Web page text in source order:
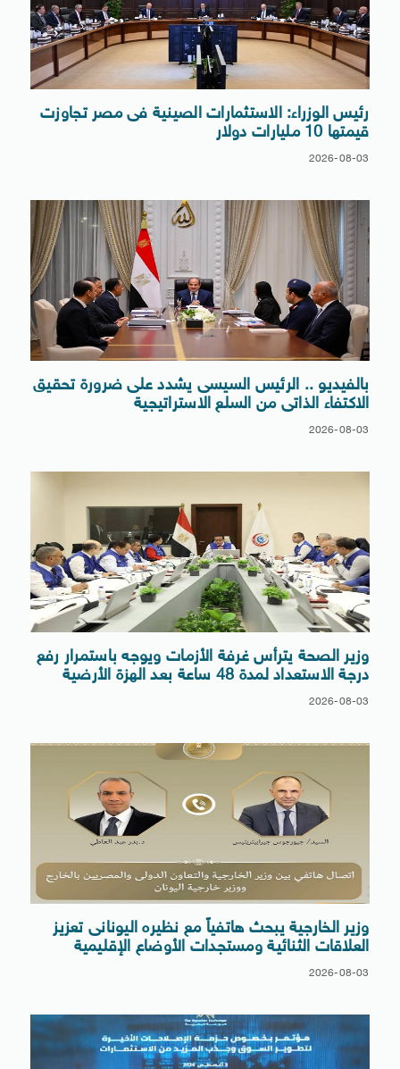
رئيس الوزراء: الاستثمارات الصينية فى مصر تجاوزت
قيمتها 10 مليارات دولار
2026-08-03
بالفيديو .. الرئيس السيسى يشدد على ضرورة تحقيق
الاكتفاء الذاتى من السلع الاستراتيجية
2026-08-03
وزير الصحة يترأس غرفة الأزمات ويوجه باستمرار رفع
درجة الاستعداد لمدة 48 ساعة بعد الهزة الأرضية
2026-08-03
وزير الخارجية يبحث هاتفياً مع نظيره اليونانى تعزيز
العلاقات الثنائية ومستجدات الأوضاع الإقليمية
2026-08-03